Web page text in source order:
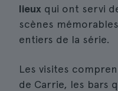
lieux qui ont servi
scènes
entiers de la série.
Les visites
de Carrie, les bars